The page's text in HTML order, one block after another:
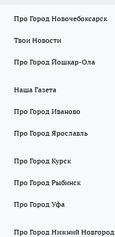
Про Город Новочебоксарск
Твои Новости
Про Город Йошкар-Ола
Наша Газета
Про Город Иваново
Про Город Ярославль
Про Город Курск
Про Город Рыбинск
Про Город Уфа
Про Город Нижний Новгород